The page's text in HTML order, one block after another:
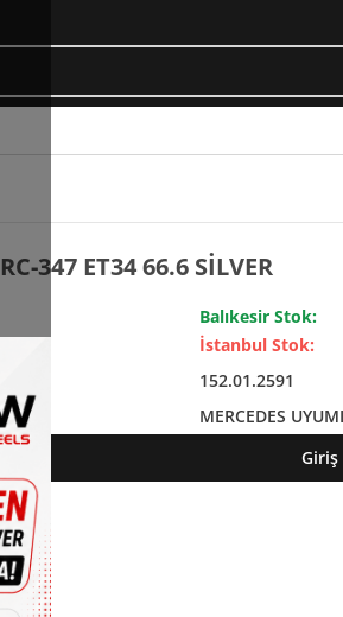
152.01.2591
5X112 9X21 RC-347 ET34 66.6 SİLVER
MERCEDES
Balıkesir Stok:
İstanbul Stok:
Giriş